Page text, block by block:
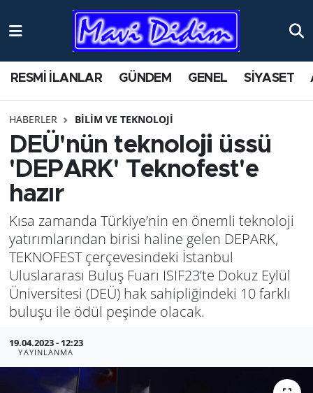
RESMİ İLANLAR GÜNDEM GENEL SİYASET
HABERLER BİLİM VE TEKNOLOJİ
DEÜ'nün teknoloji üssü
'DEPARK' Teknofest'e
hazır
Kısa zamanda Türkiye’nin en önemli teknoloji
yatırımlarından birisi haline gelen DEPARK,
TEKNOFEST çerçevesindeki İstanbul
Uluslararası Buluş Fuarı ISIF23’te Dokuz Eylül
Üniversitesi (DEÜ) hak sahipliğindeki 10 farklı
buluşu ile ödül peşinde olacak.
19.04.2023 - 12:23
YAYINLANMA
ANTİK YERLER
AYDIN
BİLİM VE TEKNOLOJİ
ÇEVRE
EĞİTİM
EKONOMİ
GENEL
GÜNDEM
HABERDE İNSAN
Nöbetçi Eczaneler
Namaz Vakitleri
Trafik Durumu
Süper Lig Puan Durumu ve Fikstür
Tüm Manşetler
Son Dakika Haberleri
Haber Arşivi